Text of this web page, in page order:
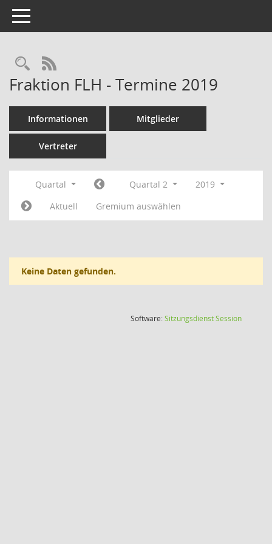
Toggle navigation
Rechercheauswahl
RSS-Feed
Fraktion FLH - Termine 2019
Informationen Mitglieder
Vertreter
Quartal Quartal 2
2019
Aktuell
Gremium auswählen
Keine Daten gefunden.
Software:SitzungsdienstSession(Wird in